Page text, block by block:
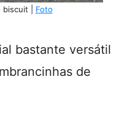
| Foto
bastante versátil
de